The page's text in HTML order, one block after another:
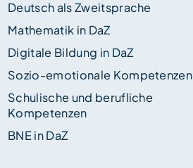
Deutsch als Zweitsprache
Mathematik in DaZ
Digitale Bildung in DaZ
Sozio-emotionale Kompetenzen
Schulische und berufliche
Kompetenzen
BNE in DaZ